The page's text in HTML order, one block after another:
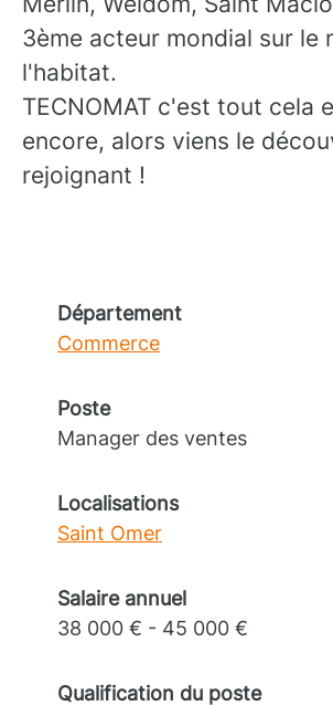
3ème acteur mondial sur le
l'habitat.
TECNOMAT c'est tout cela
encore, alors viens le
rejoignant !
Département
Commerce
Poste
Manager des ventes
Localisations
Saint Omer
Salaire annuel
38 000 € - 45 000 €
Qualification du poste